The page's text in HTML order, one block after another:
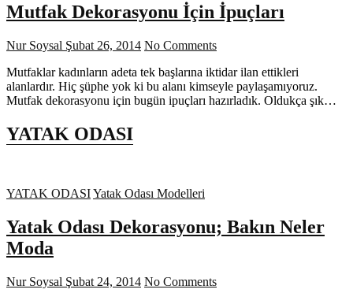
Mutfak Dekorasyonu İçin İpuçları
Nur Soysal Şubat 26, 2014 No Comments
Mutfaklar kadınların adeta tek başlarına iktidar ilan ettikleri
alanlardır. Hiç şüphe yok ki bu alanı kimseyle paylaşamıyoruz.
Mutfak dekorasyonu için bugün ipuçları hazırladık. Oldukça şık…
YATAK ODASI
YATAK ODASIYatak Odası Modelleri
Yatak Odası Dekorasyonu; Bakın Neler
Moda
Nur Soysal Şubat 24, 2014 No Comments